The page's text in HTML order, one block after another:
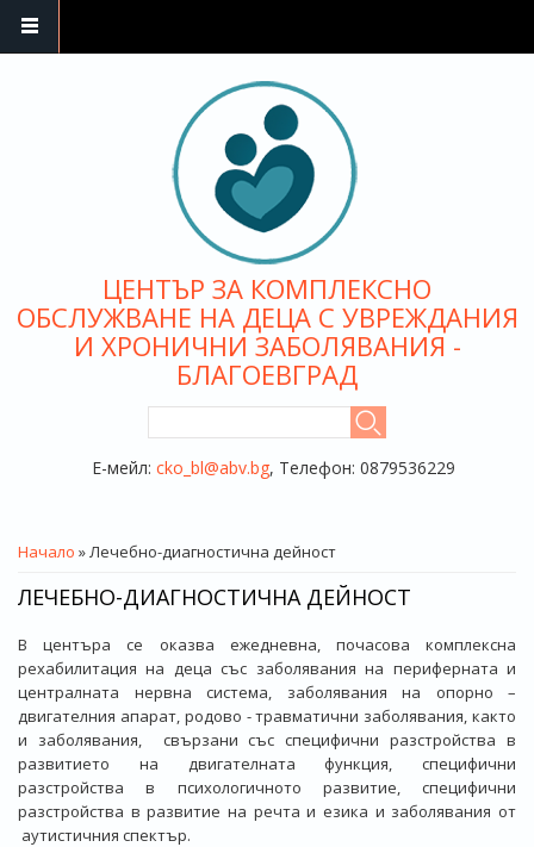
ЦЕНТЪР ЗА КОМПЛЕКСНО
ОБСЛУЖВАНЕ НА ДЕЦА С УВРЕЖДАНИЯ
И ХРОНИЧНИ ЗАБОЛЯВАНИЯ -
БЛАГОЕВГРАД
Е-мейл: cko_bl@abv.bg, Телефон: 0879536229
ВИЕ СТЕ ТУК
Начало » Лечебно-диагностична дейност
ЛЕЧЕБНО-ДИАГНОСТИЧНА ДЕЙНОСТ
В центъра се оказва ежедневна, почасова комплексна
рехабилитация на деца със заболявания на периферната и
централната нервна система, заболявания на опорно –
двигателния апарат, родово - травматични заболявания, както
и заболявания, свързани със специфични разстройства в
развитието на двигателната функция, специфични
разстройства в психологичното развитие, специфични
разстройства в развитие на речта и езика и заболявания от
аутистичния спектър.